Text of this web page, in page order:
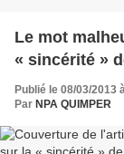
Le mot
« sincérité »
Publié le 08/03/2013
Par NPA QUIMPER